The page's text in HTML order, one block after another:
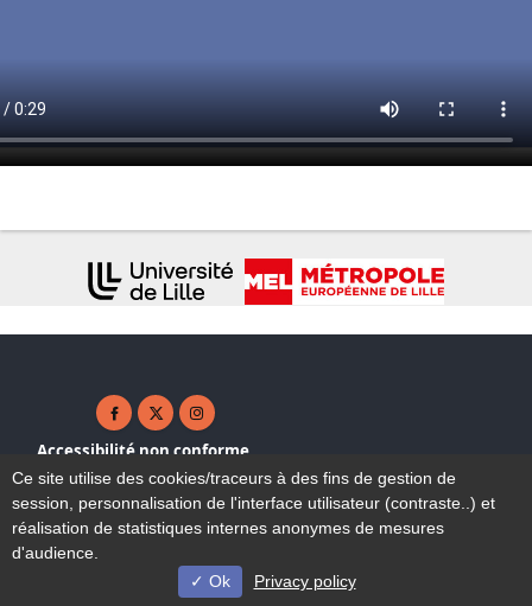
Facebook ( nouvelle fenêtre)
X ( nouvelle fenêtre)
Instagram ( nouvelle fenêtre)
Accessibilité non conforme
Plan du site
Mentions légales
Contact
© Université de Lille - 2023
Ce site utilise des cookies/traceurs à des fins de gestion de
session, personnalisation de l'interface utilisateur (contraste..) et
réalisation de statistiques internes anonymes de mesures
d'audience.
Ok
Privacy policy